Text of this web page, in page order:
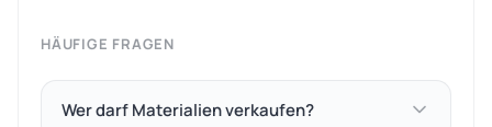
HÄUFIGE FRAGEN
Wer darf Materialien verkaufen?